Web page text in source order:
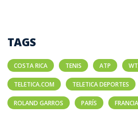
TAGS
COSTA RICA TENIS ATP
TELETICA.COM TELETICA DEPORTES
ROLAND GARROS PARÍS FRANCIA